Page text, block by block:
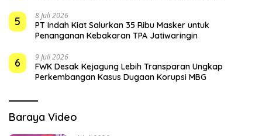
5 8 Juli 2026
PT Indah Kiat Salurkan 35 Ribu Masker untuk
Penanganan Kebakaran TPA Jatiwaringin
6 9 Juli 2026
FWK Desak Kejagung Lebih Transparan Ungkap
Perkembangan Kasus Dugaan Korupsi MBG
Baraya Video